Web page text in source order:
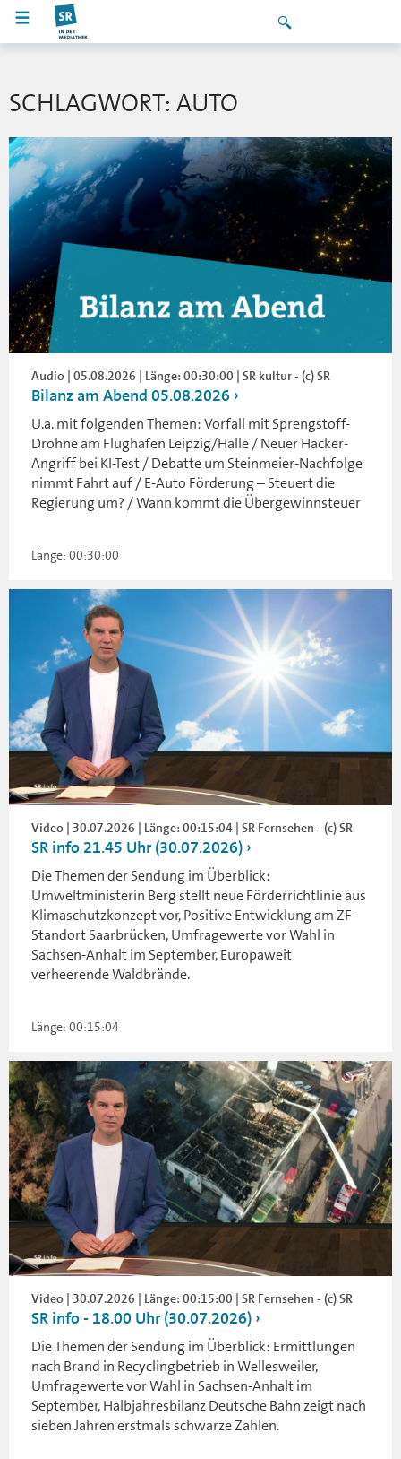
SCHLAGWORT: AUTO
Audio | 05.08.2026 | Länge: 00:30:00 | SR kultur - (c) SR
Bilanz am Abend 05.08.2026
U.a. mit folgenden Themen: Vorfall mit Sprengstoff-
Drohne am Flughafen Leipzig/Halle / Neuer Hacker-
Angriff bei KI-Test / Debatte um Steinmeier-Nachfolge
nimmt Fahrt auf / E-Auto Förderung – Steuert die
Regierung um? / Wann kommt die Übergewinnsteuer
Länge: 00:30:00
Video | 30.07.2026 | Länge: 00:15:04 | SR Fernsehen - (c) SR
SR info 21.45 Uhr (30.07.2026)
Die Themen der Sendung im Überblick:
Umweltministerin Berg stellt neue Förderrichtlinie aus
Klimaschutzkonzept vor, Positive Entwicklung am ZF-
Standort Saarbrücken, Umfragewerte vor Wahl in
Sachsen-Anhalt im September, Europaweit
verheerende Waldbrände.
Länge: 00:15:04
Video | 30.07.2026 | Länge: 00:15:00 | SR Fernsehen - (c) SR
SR info - 18.00 Uhr (30.07.2026)
Die Themen der Sendung im Überblick: Ermittlungen
nach Brand in Recyclingbetrieb in Wellesweiler,
Umfragewerte vor Wahl in Sachsen-Anhalt im
September, Halbjahresbilanz Deutsche Bahn zeigt nach
sieben Jahren erstmals schwarze Zahlen.